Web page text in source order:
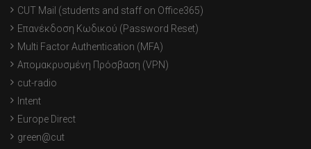
CUT Mail (students and staff on Office365)
Επανέκδοση Κωδικού (Password Reset)
Multi Factor Authentication (MFA)
Απομακρυσμένη Πρόσβαση (VPN)
cut-radio
Intent
Europe Direct
green@cut